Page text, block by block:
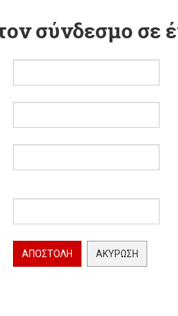
σύνδεσμο σε
ΑΠΟΣΤΟΛΉ ΑΚΎΡΩΣΗ